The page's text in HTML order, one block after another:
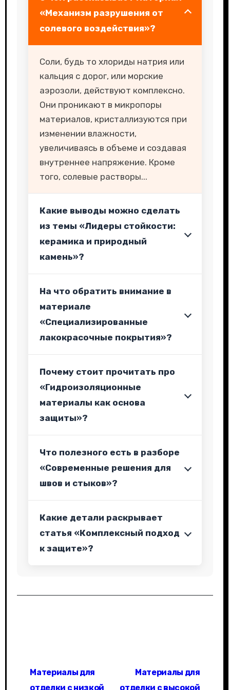
«Механизм разрушения от
солевого воздействия»?
Соли, будь то хлориды натрия или
кальция с дорог, или морские
аэрозоли, действуют комплексно.
Они проникают в микропоры
материалов, кристаллизуются при
изменении влажности,
увеличиваясь в объеме и создавая
внутреннее напряжение. Кроме
того, солевые растворы...
Какие выводы можно сделать
из темы «Лидеры стойкости:
керамика и природный
камень»?
На что обратить внимание в
материале
«Специализированные
лакокрасочные покрытия»?
Почему стоит прочитать про
«Гидроизоляционные
материалы как основа
защиты»?
Что полезного есть в разборе
«Современные решения для
швов и стыков»?
Какие детали раскрывает
статья «Комплексный подход
к защите»?
Материалы для
отделки с низкой
Материалы для
отделки с высокой